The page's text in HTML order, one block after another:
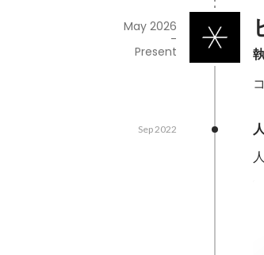
May 2026
-
Present
Sep 2022